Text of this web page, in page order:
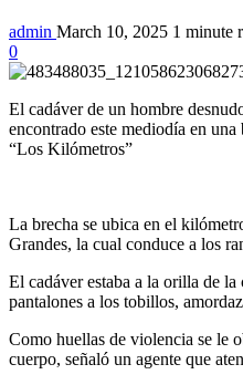
admin March 10, 2025 1 minute
0
El cadáver de un hombre
encontrado este mediodía en
“Los Kilómetros”
La brecha se ubica en el
Grandes, la cual conduce a los
El cadáver estaba a la orilla de la
pantalones a los tobillos,
Como huellas de violencia se le
cuerpo, señaló un agente que